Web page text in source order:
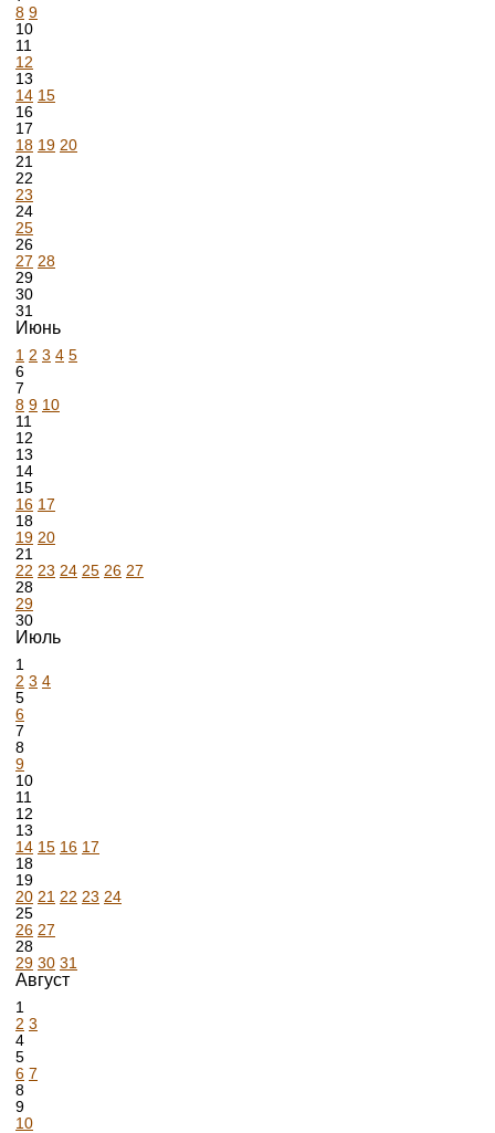
8 9
10
11
12
13
14 15
16
17
18 19 20
21
22
23
24
25
26
27 28
29
30
31
Июнь
1 2 3 4 5
6
7
8 9 10
11
12
13
14
15
16 17
18
19 20
21
22 23 24 25 26 27
28
29
30
Июль
1
2 3 4
5
6
7
8
9
10
11
12
13
14 15 16 17
18
19
20 21 22 23 24
25
26 27
28
29 30 31
Август
1
2 3
4
5
6 7
8
9
10